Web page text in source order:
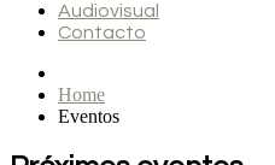
Audiovisual
Contacto
Home
Eventos